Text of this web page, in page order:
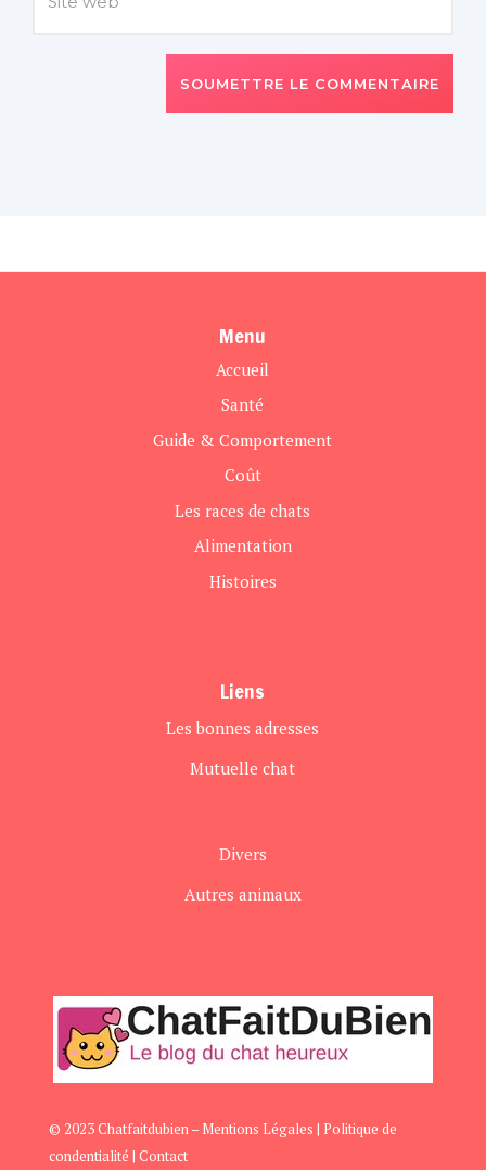
SOUMETTRE LE COMMENTAIRE
Menu
Accueil
Santé
Guide & Comportement
Coût
Les races de chats
Alimentation
Histoires
Liens
Les bonnes adresses
Mutuelle chat
Divers
Autres animaux
© 2023 Chatfaitdubien –Mentions Légales | Politique de
condentialité | Contact